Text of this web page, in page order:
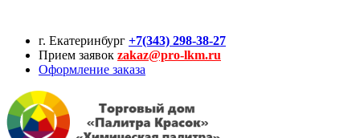
г. Екатеринбург +7(343) 298-38-27
Прием заявок zakaz@pro-lkm.ru
Оформление заказа